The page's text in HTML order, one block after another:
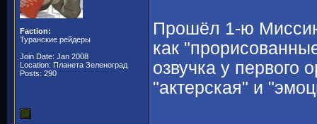
Faction:
Туранские рейдеры
Join Date: Jan 2008
Location: Планета Зеленоград
Posts: 290
Прошёл 1-ю
как
озвучка у первого
"актерская" и